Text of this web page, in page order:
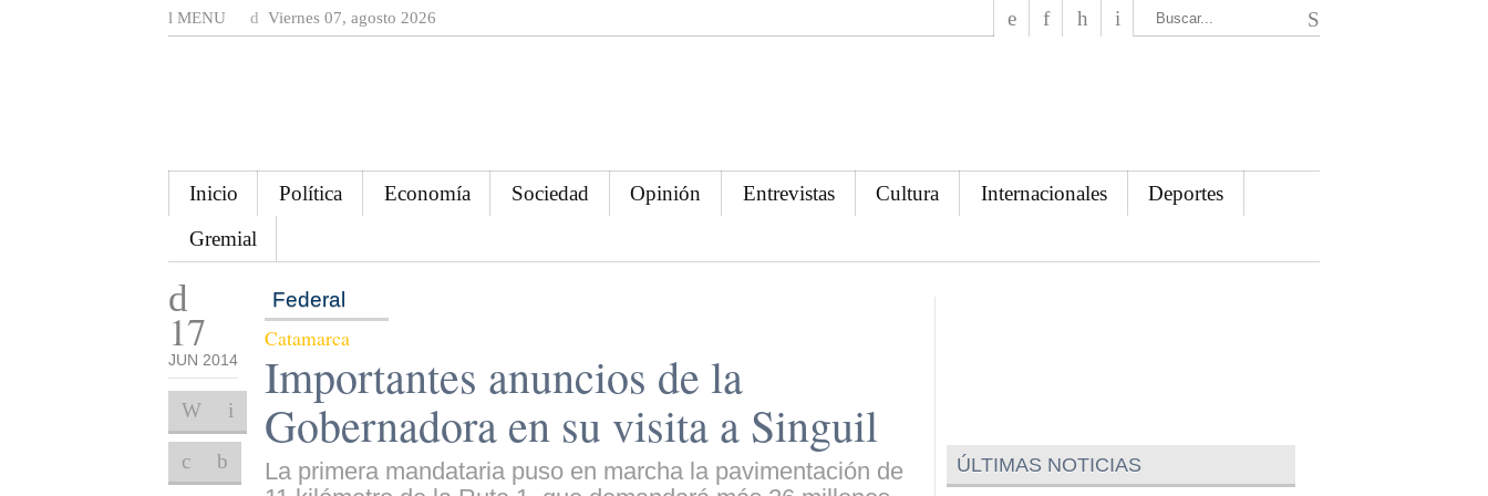
MENU Viernes 07, agosto 2026
Inicio Política Economía Sociedad Opinión Entrevistas Cultura Internacionales
Deportes
Gremial
17
JUN 2014
Federal
Catamarca
Importantes anuncios de la
Gobernadora en su visita a Singuil
La primera mandataria puso en marcha la pavimentación de
ÚLTIMAS NOTICIAS